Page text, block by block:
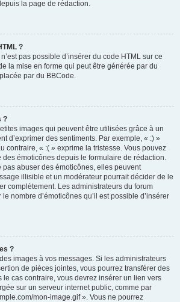
la page de rédaction.
?
pas possible d’insérer du code HTML sur ce
la mise en forme qui peut être générée par du
par du BBCode.
?
images qui peuvent être utilisées grâce à un
d’exprimer des sentiments. Par exemple, « :) »
contraire, « :( » exprime la tristesse. Vous pouvez
des émoticônes depuis le formulaire de rédaction.
pas abuser des émoticônes, elles peuvent
illisible et un modérateur pourrait décider de le
complètement. Les administrateurs du forum
nombre d’émoticônes qu’il est possible d’insérer
?
images à vos messages. Si les administrateurs
de pièces jointes, vous pourrez transférer des
le cas contraire, vous devrez insérer un lien vers
sur un serveur internet public, comme par
mon-image.gif ». Vous ne pourrez